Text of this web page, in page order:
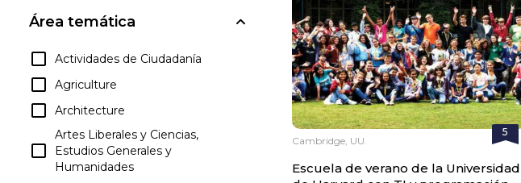
Área temática
Actividades de Ciudadanía
Agriculture
Architecture
Artes Liberales y Ciencias,
Estudios Generales y
Humanidades
5
Cambridge, UU.
Escuela de verano de la Universidad